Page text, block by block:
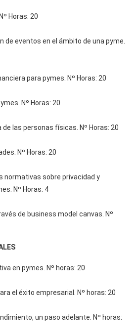
Horas: 20
de eventos en el ámbito de una pyme.
para pymes. Nº Horas: 20
Nº Horas: 20
las personas físicas. Nº Horas: 20
Nº Horas: 20
normativas sobre privacidad y
Nº Horas: 4
de business model canvas. Nº
en pymes. Nº horas: 20
el éxito empresarial. Nº horas: 20
un paso adelante. Nº horas: